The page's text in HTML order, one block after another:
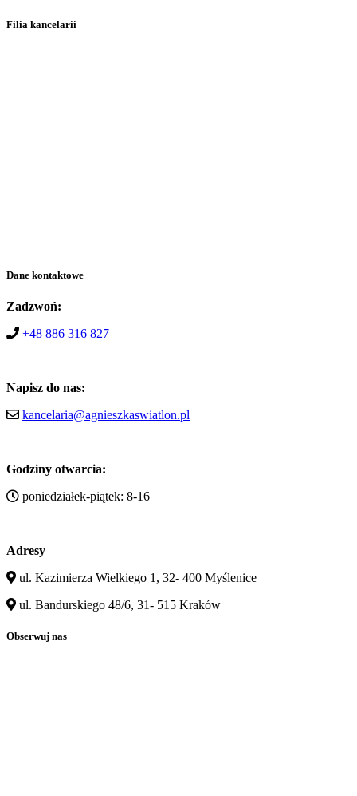
Filia kancelarii
Dane kontaktowe
Zadzwoń:
+48 886 316 827
Napisz do nas:
kancelaria@agnieszkaswiatlon.pl
Godziny otwarcia:
poniedziałek-piątek: 8-16
Adresy
ul. Kazimierza Wielkiego 1, 32- 400 Myślenice
ul. Bandurskiego 48/6, 31- 515 Kraków
Obserwuj nas